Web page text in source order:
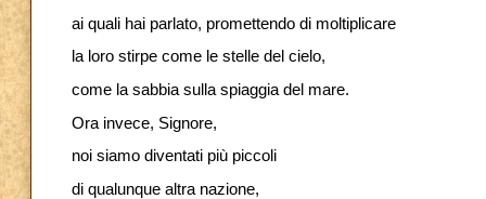
ai quali hai parlato, promettendo di moltiplicare
la loro stirpe come le stelle del cielo,
come la sabbia sulla spiaggia del mare.
Ora invece, Signore,
noi siamo diventati più piccoli
di qualunque altra nazione,